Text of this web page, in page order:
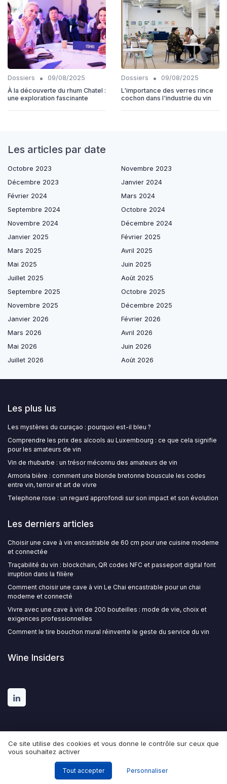
Dossiers •
09/08/2025
À la découverte du rhum Chatel :
une exploration fascinante
Dossiers •
09/08/2025
L'importance des verres rince
cochon dans l'industrie du vin
Les articles par date
Octobre 2023
Novembre 2023
Décembre 2023
Janvier 2024
Février 2024
Mars 2024
Septembre 2024
Octobre 2024
Novembre 2024
Décembre 2024
Janvier 2025
Février 2025
Mars 2025
Avril 2025
Mai 2025
Juin 2025
Juillet 2025
Août 2025
Septembre 2025
Octobre 2025
Novembre 2025
Décembre 2025
Janvier 2026
Février 2026
Mars 2026
Avril 2026
Mai 2026
Juin 2026
Juillet 2026
Août 2026
Les plus lus
Les mystères du curaçao : pourquoi est-il bleu ?
Comprendre les prix des alcools au Luxembourg : ce que cela signifie
pour les amateurs de vin
Vin de rhubarbe : un trésor méconnu des amateurs de vin
Armoria bière : comment une blonde bretonne bouscule les codes
entre vin, terroir et art de vivre
Telephone rose : un regard approfondi sur son impact et son évolution
Les derniers articles
Choisir une cave à vin encastrable de 60 cm pour une cuisine moderne
et connectée
Traçabilité du vin : blockchain, QR codes NFC et passeport digital font
irruption dans la filière
Comment choisir une cave à vin Le Chai encastrable pour un chai
moderne et connecté
Vivre avec une cave à vin de 200 bouteilles : mode de vie, choix et
exigences professionnelles
Comment le tire bouchon mural réinvente le geste du service du vin
Wine Insiders
Mentions légales
© Wine Insiders 2026
Ce site utilise des cookies et vous donne le contrôle sur ceux que
vous souhaitez activer
Tout accepter Personnaliser